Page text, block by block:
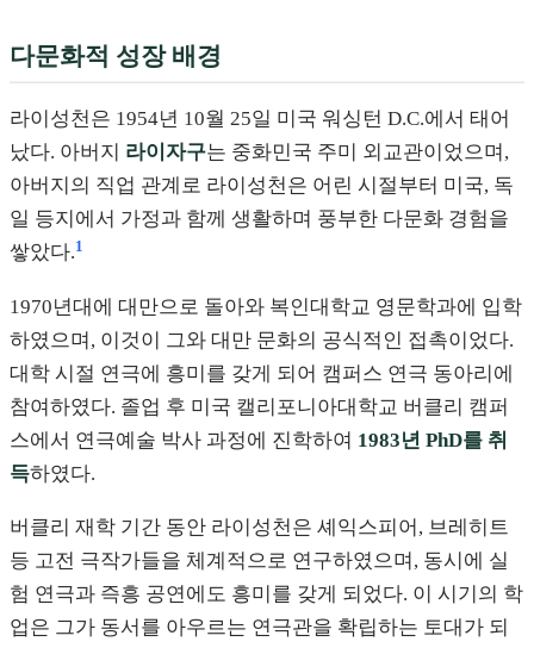
다문화적 성장 배경
라이성천은 1954년 10월 25일 미국 워싱턴 D.C.에서 태어
났다. 아버지 라이자구는 중화민국 주미 외교관이었으며,
아버지의 직업 관계로 라이성천은 어린 시절부터 미국, 독
일 등지에서 가정과 함께 생활하며 풍부한 다문화 경험을
쌓았다.1
1970년대에 대만으로 돌아와 복인대학교 영문학과에 입학
하였으며, 이것이 그와 대만 문화의 공식적인 접촉이었다.
대학 시절 연극에 흥미를 갖게 되어 캠퍼스 연극 동아리에
참여하였다. 졸업 후 미국 캘리포니아대학교 버클리 캠퍼
스에서 연극예술 박사 과정에 진학하여 1983년 PhD를 취
득하였다.
버클리 재학 기간 동안 라이성천은 셰익스피어, 브레히트
등 고전 극작가들을 체계적으로 연구하였으며, 동시에 실
험 연극과 즉흥 공연에도 흥미를 갖게 되었다. 이 시기의 학
업은 그가 동서를 아우르는 연극관을 확립하는 토대가 되